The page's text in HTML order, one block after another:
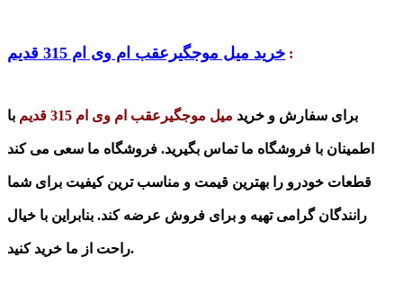
خرید میل موجگیرعقب ام وی ام 315 قدیم :
برای سفارش و خرید میل موجگیرعقب ام وی ام 315 قدیم با
اطمینان با فروشگاه ما تماس بگیرید. فروشگاه ما سعی می کند
قطعات خودرو را بهترین قیمت و مناسب ترین کیفیت برای شما
رانندگان گرامی تهیه و برای فروش عرضه کند. بنابراین با خیال
راحت از ما خرید کنید.